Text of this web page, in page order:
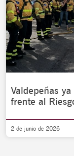
Valdepeñas
frente al
2 de junio de 2026